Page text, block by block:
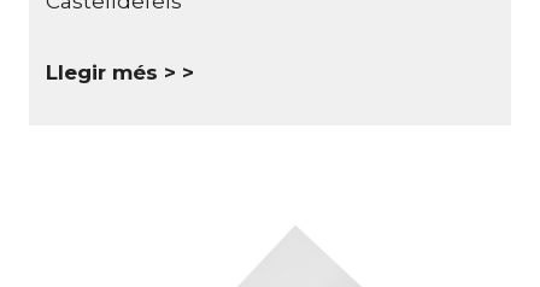
Llegir més >